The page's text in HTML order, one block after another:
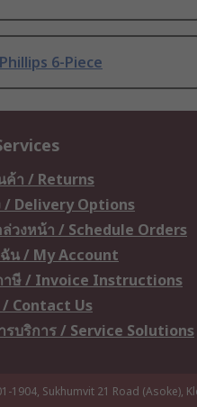
6-Piece
ค้า / Returns
/ Delivery Options
วงหน้า / Schedule Orders
น / My Account
าษี / Invoice Instructions
/ Contact Us
บริการ / Service Solutions
1904, Sukhumvit 21 Road (Asoke),